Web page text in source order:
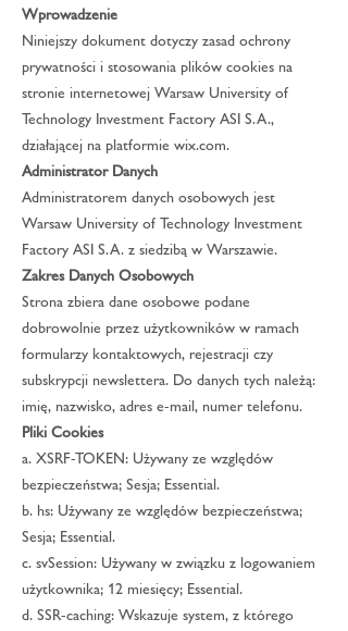
Wprowadzenie
Niniejszy dokument dotyczy zasad ochrony
prywatności i stosowania plików cookies na
stronie internetowej Warsaw University of
Technology Investment Factory ASI S.A.,
działającej na platformie wix.com.
Administrator Danych
Administratorem danych osobowych jest
Warsaw University of Technology Investment
Factory ASI S.A. z siedzibą w Warszawie.
Zakres Danych Osobowych
Strona zbiera dane osobowe podane
dobrowolnie przez użytkowników w ramach
formularzy kontaktowych, rejestracji czy
subskrypcji newslettera. Do danych tych należą:
imię, nazwisko, adres e-mail, numer telefonu.
Pliki Cookies
a. XSRF-TOKEN: Używany ze względów
bezpieczeństwa; Sesja; Essential.
b. hs: Używany ze względów bezpieczeństwa;
Sesja; Essential.
c. svSession: Używany w związku z logowaniem
użytkownika; 12 miesięcy; Essential.
d. SSR-caching: Wskazuje system, z którego